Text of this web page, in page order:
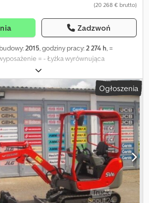
(20 268 € brutto)
Zadzwoń
2015, godziny pracy:2 274 h, =
= - Łyżka wyrównująca
- Szybkozłącze - Standardowa łyżka
informacje = Napęd: gąsienicowy
Aby uzyskać więcej informacji, skontaktuj
Ogłoszenia